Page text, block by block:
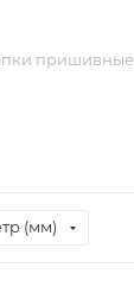
пришивные
(мм)